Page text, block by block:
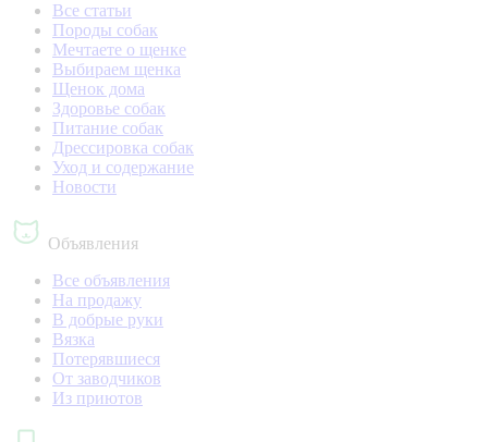
Все статьи
Породы собак
Мечтаете о щенке
Выбираем щенка
Щенок дома
Здоровье собак
Питание собак
Дрессировка собак
Уход и содержание
Новости
Объявления
Все объявления
На продажу
В добрые руки
Вязка
Потерявшиеся
От заводчиков
Из приютов